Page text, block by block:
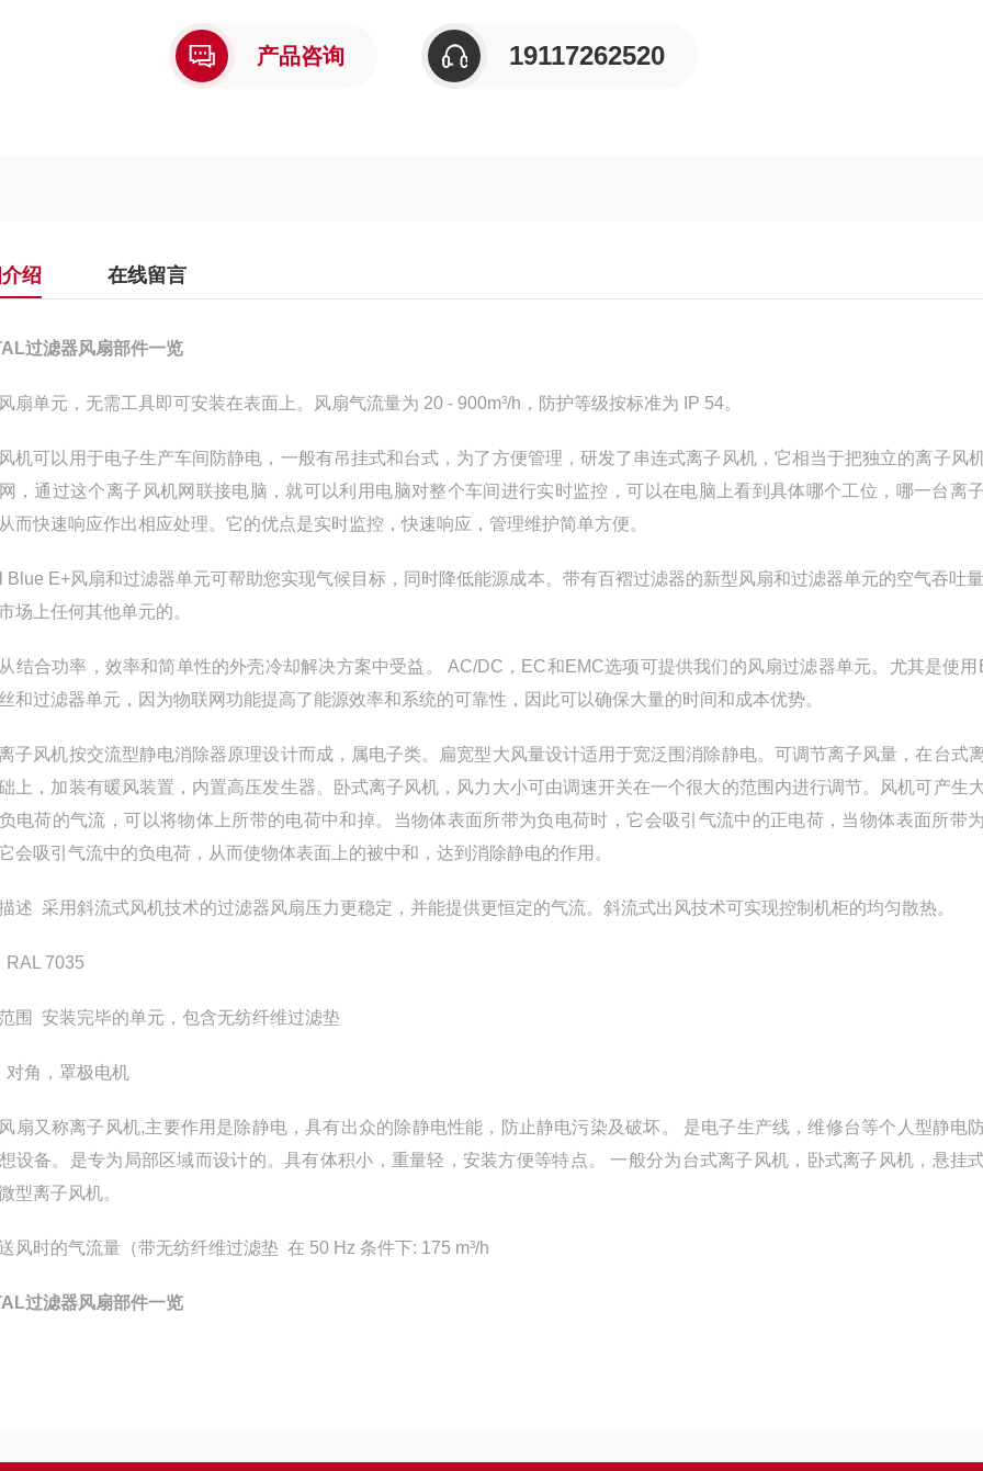
产品咨询 19117262520
绍 在线留言
过滤器风扇部件一览
扇单元，无需工具即可安装在表面上。风扇气流量为 20 - 900m³/h，防护等级按标准为 IP 54。
机可以用于电子生产车间防静电，一般有吊挂式和台式，为了方便管理，研发了串连式离子风机，它相当于把独立的离子风
，通过这个离子风机网联接电脑，就可以利用电脑对整个车间进行实时监控，可以在电脑上看到具体哪个工位，哪一台离
而快速响应作出相应处理。它的优点是实时监控，快速响应，管理维护简单方便。
Blue E+风扇和过滤器单元可帮助您实现气候目标，同时降低能源成本。带有百褶过滤器的新型风扇和过滤器单元的空气吞吐
场上任何其他单元的。
结合功率，效率和简单性的外壳冷却解决方案中受益。 AC/DC，EC和EMC选项可提供我们的风扇过滤器单元。尤其是使用
和过滤器单元，因为物联网功能提高了能源效率和系统的可靠性，因此可以确保大量的时间和成本优势。
子风机按交流型静电消除器原理设计而成，属电子类。扁宽型大风量设计适用于宽泛围消除静电。可调节离子风量，在台式
上，加装有暖风装置，内置高压发生器。卧式离子风机，风力大小可由调速开关在一个很大的范围内进行调节。风机可产生
电荷的气流，可以将物体上所带的电荷中和掉。当物体表面所带为负电荷时，它会吸引气流中的正电荷，当物体表面所带
会吸引气流中的负电荷，从而使物体表面上的被中和，达到消除静电的作用。
述 采用斜流式风机技术的过滤器风扇压力更稳定，并能提供更恒定的气流。斜流式出风技术可实现控制机柜的均匀散热。
7035
围 安装完毕的单元，包含无纺纤维过滤垫
角，罩极电机
扇又称离子风机,主要作用是除静电，具有出众的除静电性能，防止静电污染及破坏。 是电子生产线，维修台等个人型静电
设备。是专为局部区域而设计的。具有体积小，重量轻，安装方便等特点。 一般分为台式离子风机，卧式离子风机，悬挂
型离子风机。
风时的气流量（带无纺纤维过滤垫 在 50 Hz 条件下: 175 m³/h
过滤器风扇部件一览